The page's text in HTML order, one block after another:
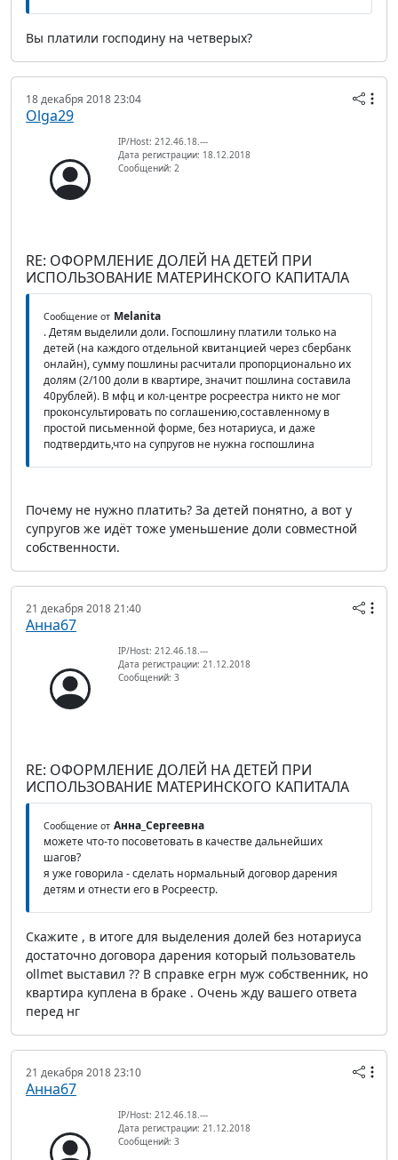
Вы платили господину на четверых?
18 декабря 2018 23:04
Olga29
IP/Host: 212.46.18.---
Дата регистрации: 18.12.2018
Сообщений: 2
RE: ОФОРМЛЕНИЕ ДОЛЕЙ НА ДЕТЕЙ ПРИ
ИСПОЛЬЗОВАНИЕ МАТЕРИНСКОГО КАПИТАЛА
Сообщение от Melanita
. Детям выделили доли. Госпошлину платили только на
детей (на каждого отдельной квитанцией через сбербанк
онлайн), сумму пошлины расчитали пропорционально их
долям (2/100 доли в квартире, значит пошлина составила
40рублей). В мфц и кол-центре росреестра никто не мог
проконсультировать по соглашению,составленному в
простой письменной форме, без нотариуса, и даже
подтвердить,что на супругов не нужна госпошлина
Почему не нужно платить? За детей понятно, а вот у
супругов же идёт тоже уменьшение доли совместной
собственности.
21 декабря 2018 21:40
Анна67
IP/Host: 212.46.18.---
Дата регистрации: 21.12.2018
Сообщений: 3
RE: ОФОРМЛЕНИЕ ДОЛЕЙ НА ДЕТЕЙ ПРИ
ИСПОЛЬЗОВАНИЕ МАТЕРИНСКОГО КАПИТАЛА
Сообщение от Анна_Сергеевна
можете что-то посоветовать в качестве дальнейших
шагов?
я уже говорила - сделать нормальный договор дарения
детям и отнести его в Росреестр.
Скажите , в итоге для выделения долей без нотариуса
достаточно договора дарения который пользователь
ollmet выставил ?? В справке егрн муж собственник, но
квартира куплена в браке . Очень жду вашего ответа
перед нг
21 декабря 2018 23:10
Анна67
IP/Host: 212.46.18.---
Дата регистрации: 21.12.2018
Сообщений: 3